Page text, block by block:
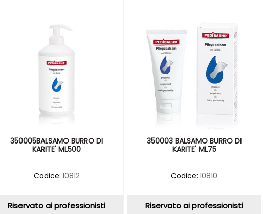
350005BALSAMO BURRO DI
KARITE' ML500
Codice: 10812
Riservato ai professionisti
350003 BALSAMO BURRO DI
KARITE' ML75
Codice: 10810
Riservato ai professionisti